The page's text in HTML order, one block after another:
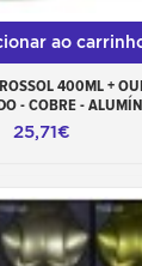
ao
400ML +
- COBRE -
25,71€